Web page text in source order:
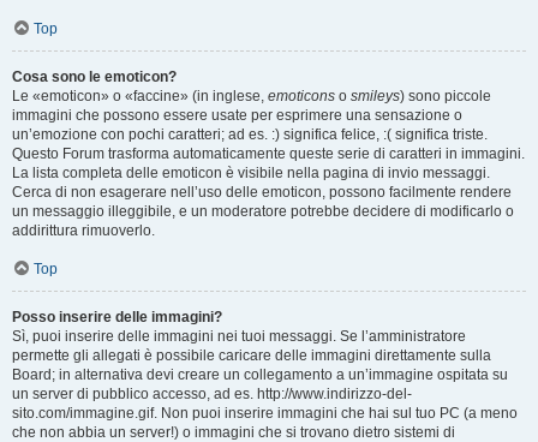
Top
Cosa sono le emoticon?
Le «emoticon» o «faccine» (in inglese, emoticons o smileys) sono piccole
immagini che possono essere usate per esprimere una sensazione o
un’emozione con pochi caratteri; ad es. :) significa felice, :( significa triste.
Questo Forum trasforma automaticamente queste serie di caratteri in immagini.
La lista completa delle emoticon è visibile nella pagina di invio messaggi.
Cerca di non esagerare nell’uso delle emoticon, possono facilmente rendere
un messaggio illeggibile, e un moderatore potrebbe decidere di modificarlo o
addirittura rimuoverlo.
Top
Posso inserire delle immagini?
Sì, puoi inserire delle immagini nei tuoi messaggi. Se l’amministratore
permette gli allegati è possibile caricare delle immagini direttamente sulla
Board; in alternativa devi creare un collegamento a un’immagine ospitata su
un server di pubblico accesso, ad es. http://www.indirizzo-del-
sito.com/immagine.gif. Non puoi inserire immagini che hai sul tuo PC (a meno
che non abbia un server!) o immagini che si trovano dietro sistemi di